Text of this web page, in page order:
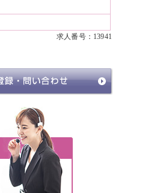
求人番号：13941